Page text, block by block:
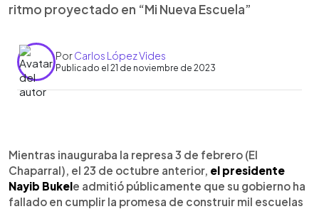
ritmo proyectado en “Mi Nueva Escuela”
PorCarlos López Vides
Publicado el 21 de noviembre de 2023
Escuchar artículo
Mientras inauguraba la represa 3 de febrero (El
Chaparral), el 23 de octubre anterior, el presidente
Nayib Bukele admitió públicamente que su gobierno ha
fallado en cumplir la promesa de construir mil escuelas